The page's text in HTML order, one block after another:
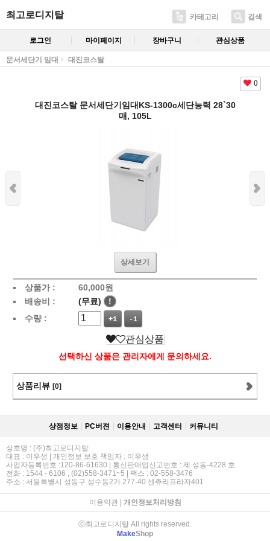
최고로디지탈 카테고리 검색
로그인 마이페이지 장바구니 관심상품
문서세단기 임대 대진코스탈
0
대진코스탈 문서세단기임대KS-1300c세단능력 28`30
매, 105L
상세보기
상품가 : 60,000원
배송비 :
(무료)
!
수량 :
+1 -1
관심상품
선택하신 상품은 관리자에게 문의하세요.
상품리뷰 [0]
상점정보 PC버젼 이용안내 고객센터 커뮤니티
상호명 : (주)최고로디지탈
대표 : 이우생 | 개인정보 보호 책임자 : 이우생
사업자등록번호 :120-86-61630 | 통신판매업신고번호 : 제 성동-4228 호
전화 : 1544 - 6106 , (02)558-3471~5 | 팩스 : 02-558-3476
주소 : 서울특별시 성동구 성수동2가 277-40 센츄리프라자401
이용약관| 개인정보처리방침
ⓒ최고로디지탈 All rights reserved.
MakeShop